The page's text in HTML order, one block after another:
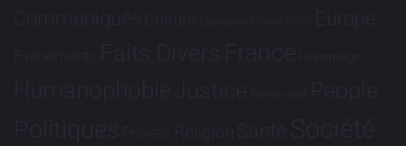
Communiqués Culture Dialogues France-Brésil Europe
Evénements Faits Divers France Hommage
HumanophobieJustice Partenariat People
Politiques Projets Religion Santé Société